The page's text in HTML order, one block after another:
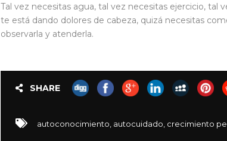
Tal vez necesitas agua, tal vez necesitas ejercicio, tal
te está dando dolores de cabeza, quizá necesitas
observarla y atenderla.
SHARE
autoconocimiento autocuidado crecimiento